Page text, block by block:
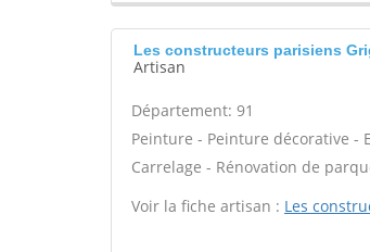
Les constructeurs parisiens
Artisan
Département: 91
Peinture - Peinture décorative -
Carrelage - Rénovation de
Voir la fiche artisan : Les